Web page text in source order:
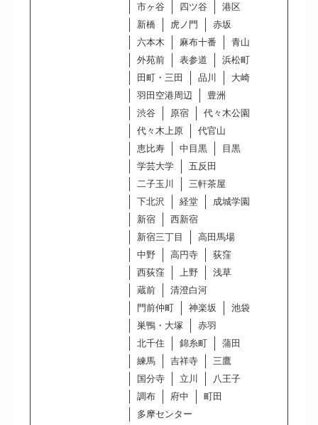
市ヶ谷
四ツ谷
港区
新橋
虎ノ門
赤坂
六本木
麻布十番
青山
外苑前
表参道
浜松町
田町・三田
品川
大崎
羽田空港周辺
豊洲
渋谷
原宿
代々木公園
代々木上原
代官山
恵比寿
中目黒
目黒
学芸大学
五反田
二子玉川
三軒茶屋
下北沢
経堂
成城学園
新宿
西新宿
新宿三丁目
高田馬場
中野
高円寺
荻窪
西荻窪
上野
浅草
蔵前
清澄白河
門前仲町
神楽坂
池袋
巣鴨・大塚
赤羽
北千住
錦糸町
蒲田
練馬
吉祥寺
三鷹
国分寺
立川
八王子
調布
府中
町田
多摩センター